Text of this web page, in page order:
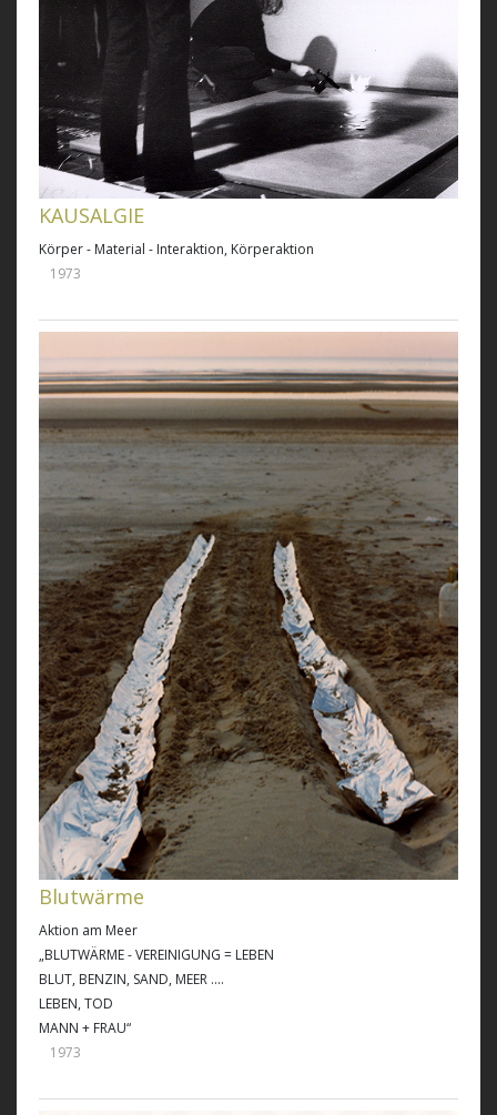
KAUSALGIE
Körper - Material - Interaktion, Körperaktion
1973
Blutwärme
Aktion am Meer
„BLUTWÄRME - VEREINIGUNG = LEBEN
BLUT, BENZIN, SAND, MEER ....
LEBEN, TOD
MANN + FRAU“
1973